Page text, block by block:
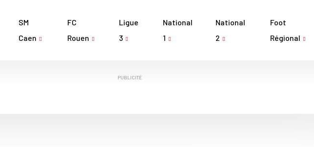
SM
Caen
FC
Rouen
Ligue
3
National
1
National
2
Foot
Régional
PUBLICITÉ